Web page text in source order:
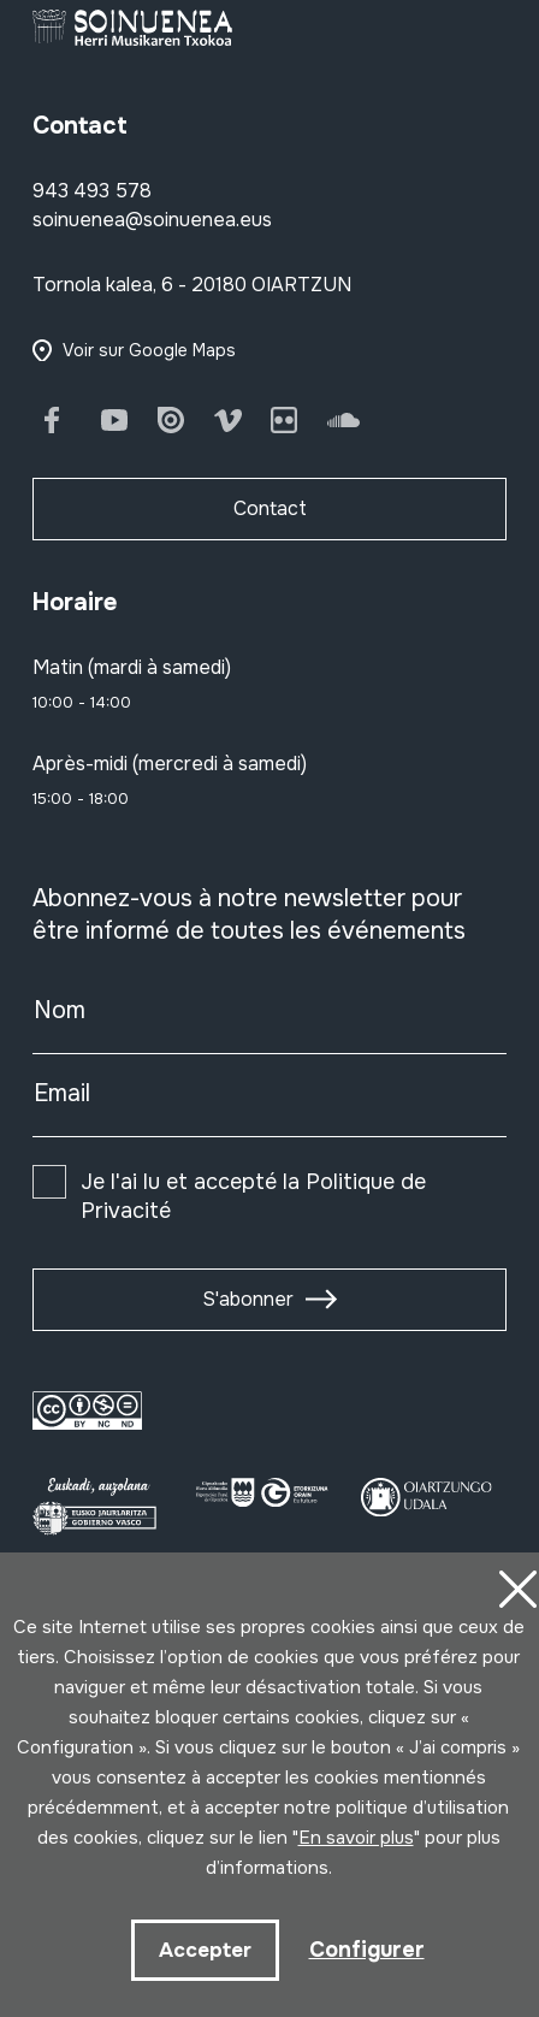
Contact
943 493 578
soinuenea@soinuenea.eus
Tornola kalea, 6 - 20180 OIARTZUN
Voir sur Google Maps
FacebookYoutube Issuu Vimeo Flickr SoundCloud
Contact
Horaire
Matin (mardi à samedi)
10:00 - 14:00
Après-midi (mercredi à samedi)
15:00 - 18:00
Abonnez-vous à notre newsletter pour
être informé de toutes les événements
Nom
Email
Je l'ai lu et accepté la Politique de
Privacité
S'abonner
Cookies politique
Ce site Internet utilise ses propres cookies ainsi que ceux de
tiers. Choisissez l’option de cookies que vous préférez pour
naviguer et même leur désactivation totale. Si vous
souhaitez bloquer certains cookies, cliquez sur «
Configuration ». Si vous cliquez sur le bouton « J’ai compris »
vous consentez à accepter les cookies mentionnés
précédemment, et à accepter notre politique d’utilisation
des cookies, cliquez sur le lien "En savoir plus" pour plus
d’informations.
Accepter Configurer